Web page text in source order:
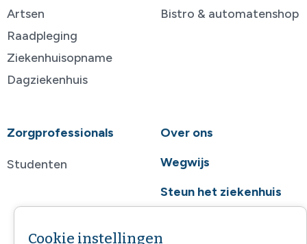
Artsen
Raadpleging
Ziekenhuisopname
Dagziekenhuis
Bistro & automatenshop
Zorgprofessionals
Studenten
Over ons
Wegwijs
Steun het ziekenhuis
Cookie instellingen